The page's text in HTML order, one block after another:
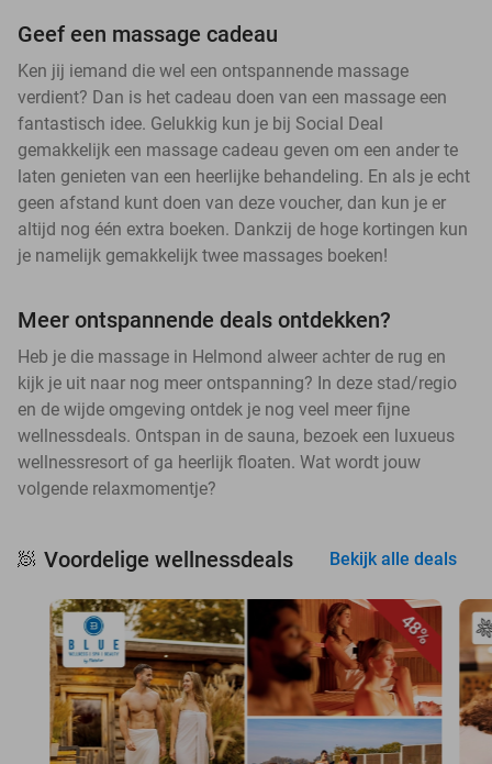
Geef een massage cadeau
Ken jij iemand die wel een ontspannende massage
verdient? Dan is het cadeau doen van een massage een
fantastisch idee. Gelukkig kun je bij Social Deal
gemakkelijk een massage cadeau geven om een ander te
laten genieten van een heerlijke behandeling. En als je echt
geen afstand kunt doen van deze voucher, dan kun je er
altijd nog één extra boeken. Dankzij de hoge kortingen kun
je namelijk gemakkelijk twee massages boeken!
Meer ontspannende deals ontdekken?
Heb je die massage in Helmond alweer achter de rug en
kijk je uit naar nog meer ontspanning? In deze stad/regio
en de wijde omgeving ontdek je nog veel meer fijne
wellnessdeals. Ontspan in de sauna, bezoek een luxueus
wellnessresort of ga heerlijk floaten. Wat wordt jouw
volgende relaxmomentje?
🧖 Voordelige wellnessdeals Bekijk alle deals
48%